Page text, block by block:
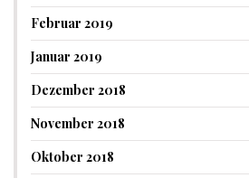
Februar 2019
Januar 2019
Dezember 2018
November 2018
Oktober 2018